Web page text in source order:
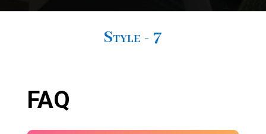
Style - 7
FAQ